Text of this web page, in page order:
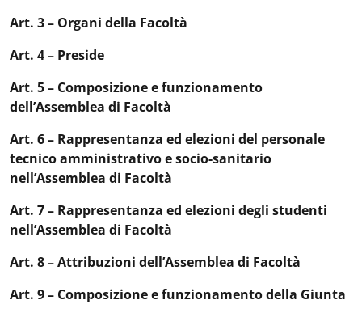
Art. 3 – Organi della Facoltà
Art. 4 – Preside
Art. 5 – Composizione e funzionamento
dell’Assemblea di Facoltà
Art. 6 – Rappresentanza ed elezioni del personale
tecnico amministrativo e socio-sanitario
nell’Assemblea di Facoltà
Art. 7 – Rappresentanza ed elezioni degli studenti
nell’Assemblea di Facoltà
Art. 8 – Attribuzioni dell’Assemblea di Facoltà
Art. 9 – Composizione e funzionamento della Giunta